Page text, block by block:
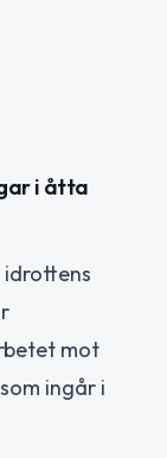
i åtta
idrottens
mot
ingår i